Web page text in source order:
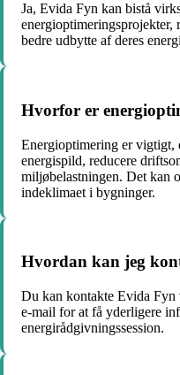
Ja, Evida Fyn kan bistå
energioptimeringsprojekter,
bedre udbytte af deres
Hvorfor er
Energioptimering er vigtigt,
energispild, reducere
miljøbelastningen. Det kan
indeklimaet i bygninger.
Hvordan kan jeg
Du kan kontakte Evida Fyn
e-mail for at få yderligere
energirådgivningssession.